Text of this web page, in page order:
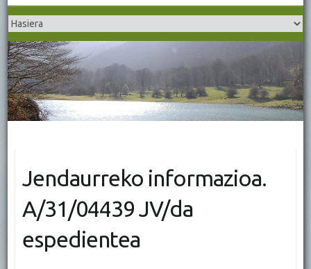
Jendaurreko informazioa.
A/31/04439 JV/da
espedientea